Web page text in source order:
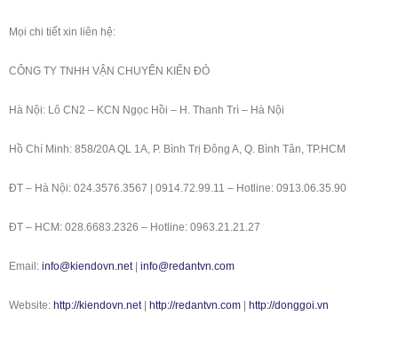
Mọi chi tiết xin liên hệ:
CÔNG TY TNHH VẬN CHUYỂN KIẾN ĐỎ
Hà Nội: Lô CN2 – KCN Ngọc Hồi – H. Thanh Trì – Hà Nội
Hồ Chí Minh: 858/20A QL 1A, P. Bình Trị Đông A, Q. Bình Tân, TP.HCM
ĐT – Hà Nội: 024.3576.3567 | 0914.72.99.11 – Hotline: 0913.06.35.90
ĐT – HCM: 028.6683.2326 – Hotline: 0963.21.21.27
Email: info@kiendovn.net| info@redantvn.com
Website: http://kiendovn.net| http://redantvn.com | http://donggoi.vn